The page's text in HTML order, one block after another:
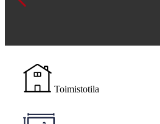
Toimistotila